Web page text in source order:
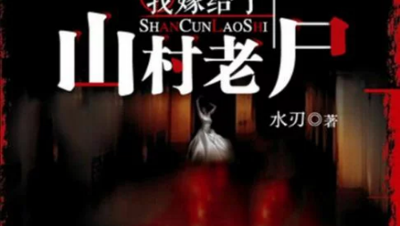
3C家電 運動休閒
男裝 化妝保養